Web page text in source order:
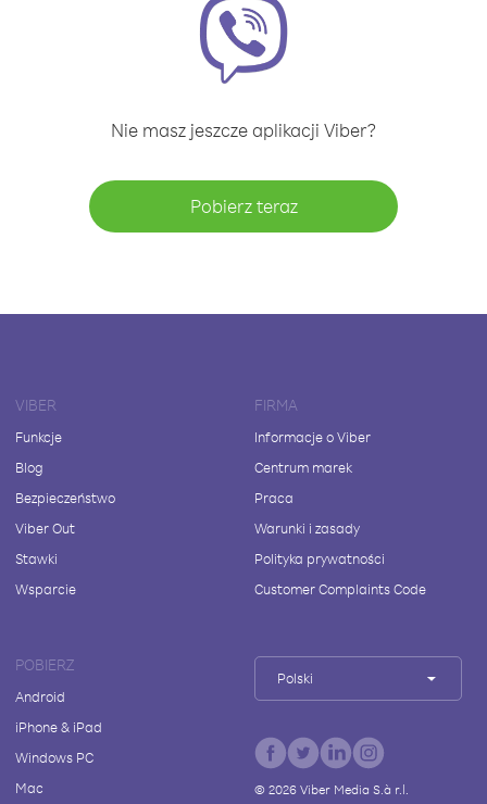
Nie masz jeszcze aplikacji Viber?
Pobierz teraz
VIBER
Funkcje
Blog
Bezpieczeństwo
Viber Out
Stawki
Wsparcie
FIRMA
Informacje o Viber
Centrum marek
Praca
Warunki i zasady
Polityka prywatności
Customer Complaints Code
POBIERZ
Android
iPhone & iPad
Windows PC
Mac
Polski
© 2026Viber Media S.à r.l.